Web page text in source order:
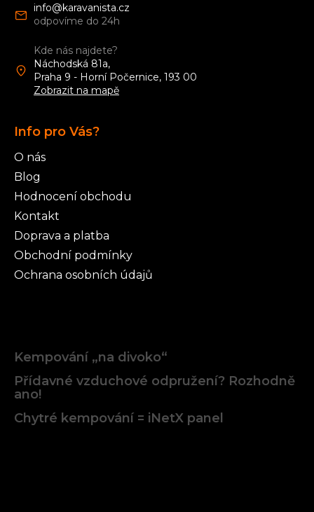
info@karavanista.cz
Kde nás najdete?
Náchodská 81a,
Praha 9 - Horní Počernice, 193 00
Zobrazit na mapě
Info pro Vás?
O nás
Blog
Hodnocení obchodu
Kontakt
Doprava a platba
Obchodní podmínky
Ochrana osobních údajů
Kempování „na divoko“
Přídavné vzduchové odpružení? Rozhodně
ano!
Chytré kempování = iNetX panel